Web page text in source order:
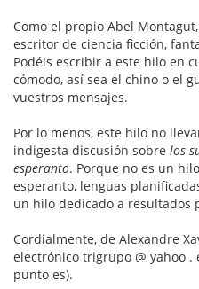
Como el propio Abel
escritor de ciencia ficción,
Podéis escribir a este hilo en
cómodo, así sea el chino o el
vuestros mensajes.
Por lo menos, este hilo no
indigesta discusión sobre los
esperanto. Porque no es un
esperanto, lenguas
un hilo dedicado a resultados
Cordialmente, de Alexandre
electrónico trigrupo @ yahoo
punto es).